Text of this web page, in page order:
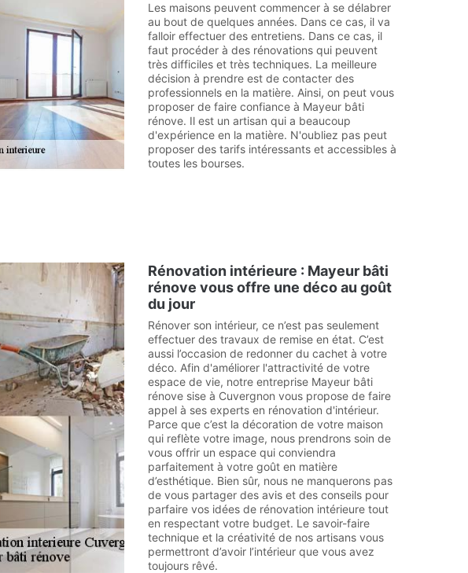
Les maisons peuvent commencer à se délabrer
au bout de quelques années. Dans ce cas, il va
falloir effectuer des entretiens. Dans ce cas, il
faut procéder à des rénovations qui peuvent
très difficiles et très techniques. La meilleure
décision à prendre est de contacter des
professionnels en la matière. Ainsi, on peut vous
proposer de faire confiance à Mayeur bâti
rénove. Il est un artisan qui a beaucoup
d'expérience en la matière. N'oubliez pas peut
proposer des tarifs intéressants et accessibles à
toutes les bourses.
Rénovation intérieure : Mayeur bâti
rénove vous offre une déco au goût
du jour
Rénover son intérieur, ce n’est pas seulement
effectuer des travaux de remise en état. C’est
aussi l’occasion de redonner du cachet à votre
déco. Afin d'améliorer l'attractivité de votre
espace de vie, notre entreprise Mayeur bâti
rénove sise à Cuvergnon vous propose de faire
appel à ses experts en rénovation d'intérieur.
Parce que c’est la décoration de votre maison
qui reflète votre image, nous prendrons soin de
vous offrir un espace qui conviendra
parfaitement à votre goût en matière
d’esthétique. Bien sûr, nous ne manquerons pas
de vous partager des avis et des conseils pour
parfaire vos idées de rénovation intérieure tout
en respectant votre budget. Le savoir-faire
technique et la créativité de nos artisans vous
permettront d’avoir l’intérieur que vous avez
toujours rêvé.